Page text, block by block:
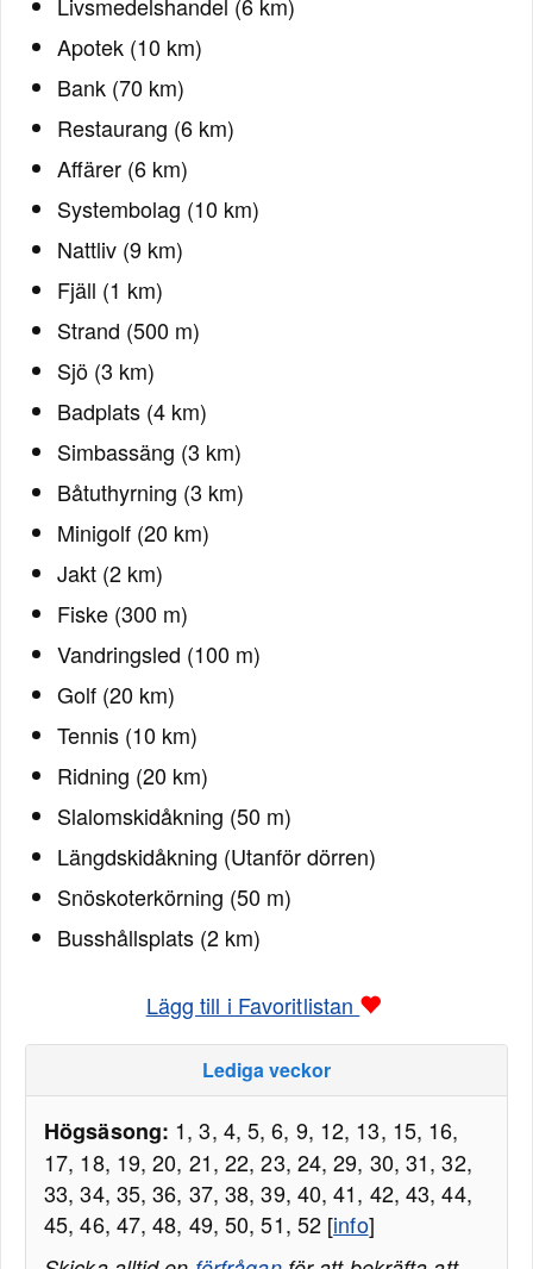
Apotek (10 km)
Bank (70 km)
Restaurang (6 km)
Affärer (6 km)
Systembolag (10 km)
Nattliv (9 km)
Fjäll (1 km)
Strand (500 m)
Sjö (3 km)
Badplats (4 km)
Simbassäng (3 km)
Båtuthyrning (3 km)
Minigolf (20 km)
Jakt (2 km)
Fiske (300 m)
Vandringsled (100 m)
Golf (20 km)
Tennis (10 km)
Ridning (20 km)
Slalomskidåkning (50 m)
Längdskidåkning (Utanför dörren)
Snöskoterkörning (50 m)
Busshållsplats (2 km)
Lägg till i Favoritlistan
Lediga veckor
Högsäsong: 1, 3, 4, 5, 6, 9, 12, 13, 15, 16,
17, 18, 19, 20, 21, 22, 23, 24, 29, 30, 31, 32,
33, 34, 35, 36, 37, 38, 39, 40, 41, 42, 43, 44,
45, 46, 47, 48, 49, 50, 51, 52 [info]